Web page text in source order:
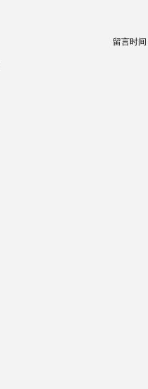
留言时间